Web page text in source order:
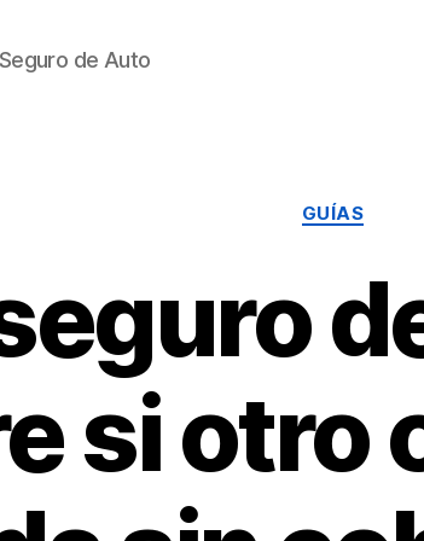
de Auto
GUÍAS
si otro